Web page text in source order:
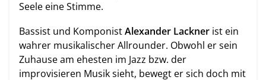
Seele eine Stimme.
Bassist und KomponistAlexander Lackner ist ein
wahrer musikalischer Allrounder. Obwohl er sein
Zuhause am ehesten im Jazz bzw. der
improvisieren Musik sieht, bewegt er sich doch mit